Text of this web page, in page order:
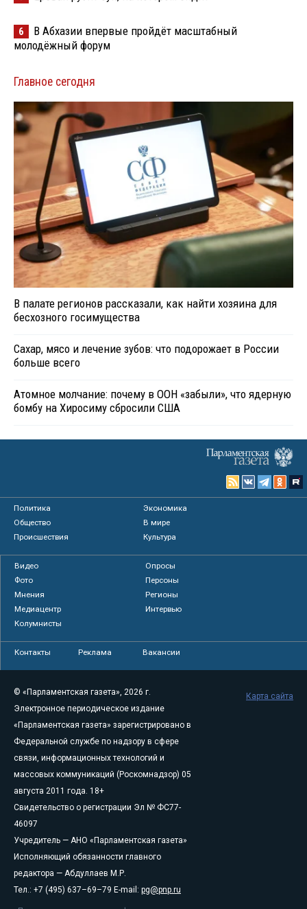
6
В Абхазии впервые пройдёт масштабный
молодёжный форум
Главное сегодня
В палате регионов рассказали, как найти хозяина для
бесхозного госимущества
Сахар, мясо и лечение зубов: что подорожает в России
больше всего
Атомное молчание: почему в ООН «забыли», что ядерную
бомбу на Хиросиму сбросили США
Политика
Экономика
Общество
В мире
Происшествия
Культура
Видео
Опросы
Фото
Персоны
Мнения
Регионы
Медиацентр
Интервью
Колумнисты
Контакты Реклама Вакансии
© «Парламентская газета», 2026 г.
Электронное периодическое издание
«Парламентская газета» зарегистрировано в
Федеральной службе по надзору в сфере
связи, информационных технологий и
массовых коммуникаций (Роскомнадзор) 05
августа 2011 года. 18+
Свидетельство о регистрации Эл № ФС77-
46097
Учредитель — АНО «Парламентская газета»
Исполняющий обязанности главного
редактора — Абдуллаев М.Р.
Тел.: +7 (495) 637–69–79 E-mail: pg@pnp.ru
Карта сайта